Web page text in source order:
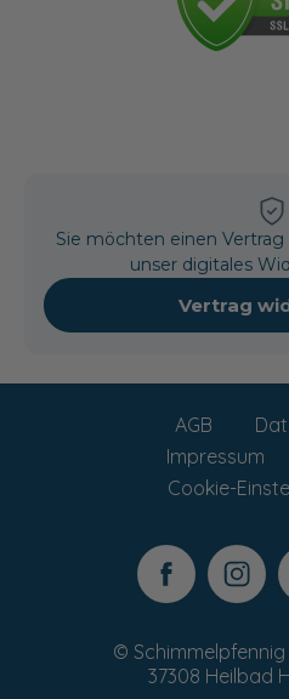
Sie möchten einen
unser digitales
Vertrag
AGB
Impressum
Cookie-
© Schimmelpfennig
37308 Heilbad